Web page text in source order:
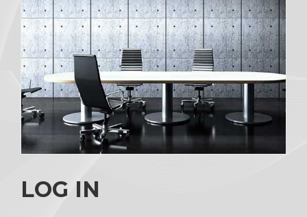
LOG IN